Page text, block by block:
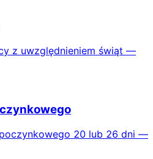
z uwzględnieniem świąt —
20 lub 26 dni —